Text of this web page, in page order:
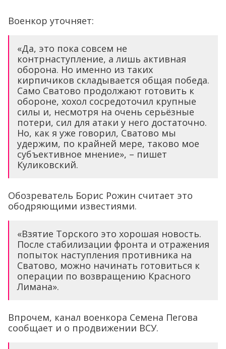
Военкор уточняет:
«Да, это пока совсем не
контрнаступление, а лишь активная
оборона. Но именно из таких
кирпичиков складывается общая победа.
Само Сватово продолжают готовить к
обороне, хохол сосредоточил крупные
силы и, несмотря на очень серьёзные
потери, сил для атаки у него достаточно.
Но, как я уже говорил, Сватово мы
удержим, по крайней мере, таково мое
субъективное мнение», – пишет
Куликовский.
Обозреватель Борис Рожин считает это
ободряющими известиями.
«Взятие Торского это хорошая новость.
После стабилизации фронта и отражения
попыток наступления противника на
Сватово, можно начинать готовиться к
операции по возвращению Красного
Лимана».
Впрочем, канал военкора Семена Пегова
сообщает и о продвижении ВСУ.